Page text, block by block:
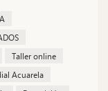
Taller online
Acuarela